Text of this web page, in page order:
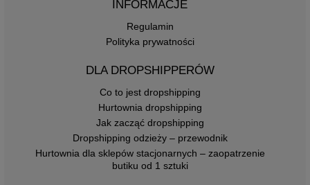
INFORMACJE
Regulamin
Polityka prywatności
DLA DROPSHIPPERÓW
Co to jest dropshipping
Hurtownia dropshipping
Jak zacząć dropshipping
Dropshipping odzieży – przewodnik
Hurtownia dla sklepów stacjonarnych – zaopatrzenie
butiku od 1 sztuki